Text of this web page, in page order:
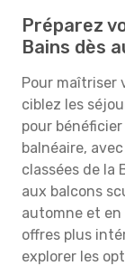
Préparez
Bains dès
Pour maîtriser
ciblez les
pour
balnéaire,
classées de la
aux balcons
automne et
offres plus
explorer les